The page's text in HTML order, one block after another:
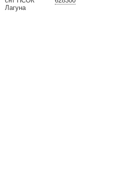
Лагуна